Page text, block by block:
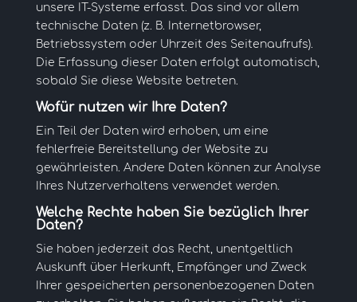
unsere IT-Systeme erfasst. Das sind vor allem
technische Daten (z. B. Internetbrowser,
Betriebssystem oder Uhrzeit des Seitenaufrufs).
Die Erfassung dieser Daten erfolgt automatisch,
sobald Sie diese Website betreten.
Wofür nutzen wir Ihre Daten?
Ein Teil der Daten wird erhoben, um eine
fehlerfreie Bereitstellung der Website zu
gewährleisten. Andere Daten können zur Analyse
Ihres Nutzerverhaltens verwendet werden.
Welche Rechte haben Sie bezüglich Ihrer
Daten?
Sie haben jederzeit das Recht, unentgeltlich
Auskunft über Herkunft, Empfänger und Zweck
Ihrer gespeicherten personenbezogenen Daten